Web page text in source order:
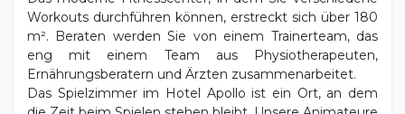
m². Beraten werden Sie von einem Trainerteam, das
eng mit einem Team aus Physiotherapeuten,
Ernährungsberatern und Ärzten zusammenarbeitet.
Das Spielzimmer im Hotel Apollo ist ein Ort, an dem
die Zeit beim Spielen stehen bleibt. Unsere Animateure
sind unterhaltsam und lehrreich mit den Kindern. Das